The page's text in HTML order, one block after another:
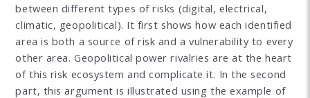
between different types of risks (digital, electrical,
climatic, geopolitical). It first shows how each identified
area is both a source of risk and a vulnerability to every
other area. Geopolitical power rivalries are at the heart
of this risk ecosystem and complicate it. In the second
part, this argument is illustrated using the example of